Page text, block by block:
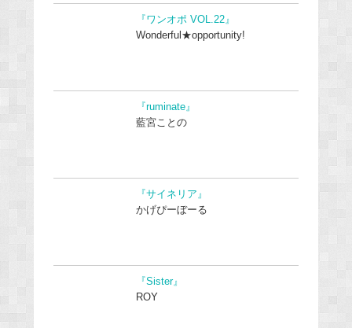
『ワンオポ VOL.22』
Wonderful★opportunity!
『ruminate』
藍宮ことの
『サイネリア』
かげぴーぼーる
『Sister』
ROY